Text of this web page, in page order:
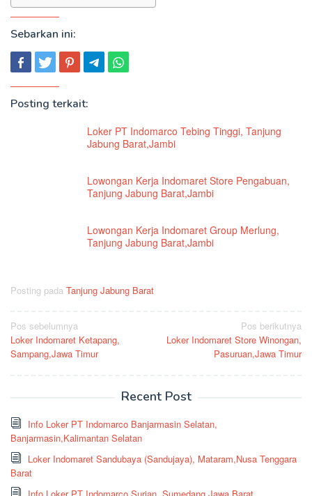
Sebarkan ini:
Posting terkait:
Loker PT Indomarco Tebing Tinggi, Tanjung
Jabung Barat,Jambi
Lowongan Kerja Indomaret Store Pengabuan,
Tanjung Jabung Barat,Jambi
Lowongan Kerja Indomaret Group Merlung,
Tanjung Jabung Barat,Jambi
Posting pada Tanjung Jabung Barat
Navigasi
pos
Pos sebelumnya
Loker Indomaret Ketapang,
Sampang,Jawa Timur
Pos berikutnya
Loker Indomaret Store Winongan,
Pasuruan,Jawa Timur
Recent Post
Info Loker PT Indomarco Banjarmasin Selatan,
Banjarmasin,Kalimantan Selatan
Loker Indomaret Sandubaya (Sandujaya), Mataram,Nusa Tenggara
Barat